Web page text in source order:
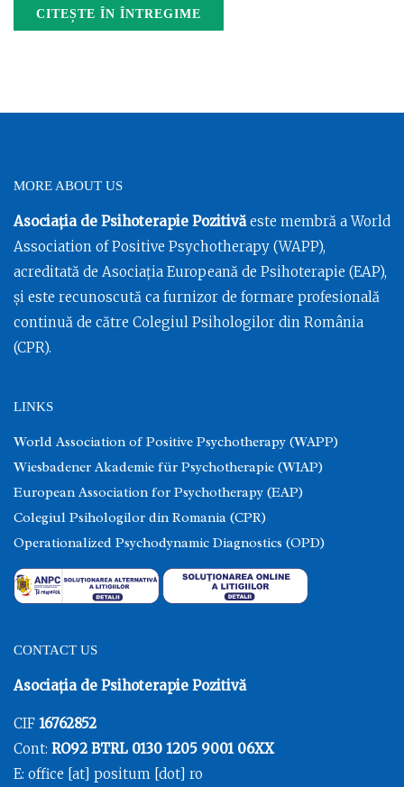
CITEȘTE ÎN ÎNTREGIME
MORE ABOUT US
Asociația de Psihoterapie Pozitivăeste membră a World
Association of Positive Psychotherapy (WAPP),
acreditată de Asociația Europeană de Psihoterapie (EAP),
și este recunoscută ca furnizor de formare profesională
continuă de către Colegiul Psihologilor din România
(CPR).
LINKS
World Association of Positive Psychotherapy (WAPP)
Wiesbadener Akademie für Psychotherapie (WIAP)
European Association for Psychotherapy (EAP)
Colegiul Psihologilor din Romania (CPR)
Operationalized Psychodynamic Diagnostics (OPD)
CONTACT US
Asociația de Psihoterapie Pozitivă
CIF 16762852
Cont: RO92 BTRL 0130 1205 9001 06XX
E: office [at] positum [dot] ro